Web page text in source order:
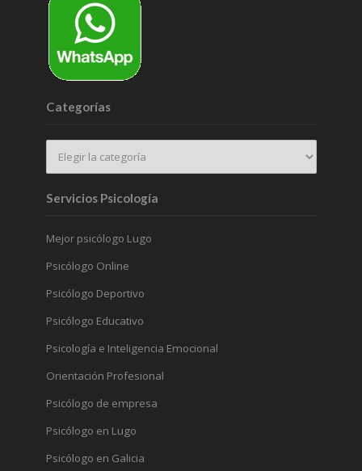
Categorías
Servicios Psicología
Mejor psicólogo Lugo
Psicólogo Online
Psicólogo Deportivo
Psicólogo Educativo
Psicología e Inteligencia Emocional
Orientación Profesional
Psicólogo de empresa
Psicólogo en Lugo
Psicólogo en Galicia